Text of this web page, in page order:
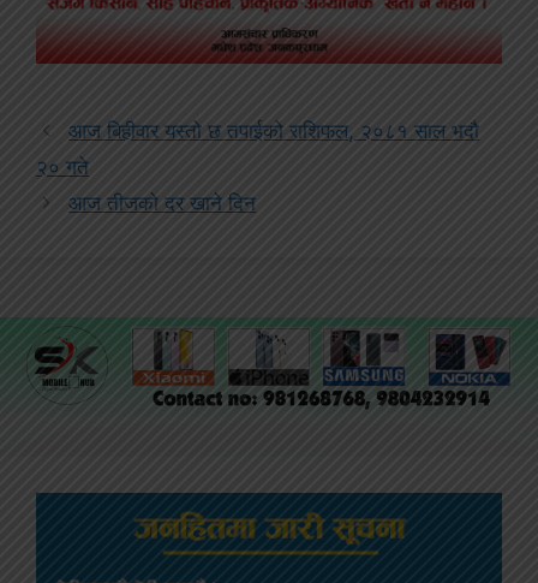
आज बिहीवार यस्तो छ तपाईको राशिफल, २०८१ साल भदौ
२० गते
आज तीजको दर खाने दिन